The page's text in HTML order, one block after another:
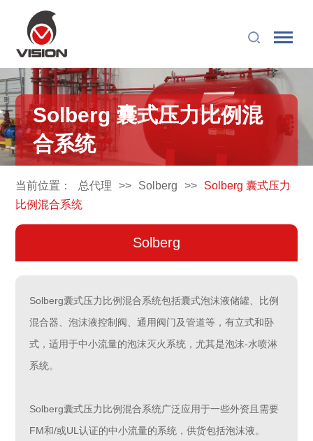
Solberg 囊式压力比例混
合系统
当前位置： 总代理 >> Solberg >>
Solberg 囊式压力
比例混合系统
Solberg
Solberg囊式压力比例混合系统包括囊式泡沫液储罐、比例
混合器、泡沫液控制阀、通用阀门及管道等，有立式和卧
式，适用于中小流量的泡沫灭火系统，尤其是泡沫-水喷淋
系统。
Solberg囊式压力比例混合系统广泛应用于一些外资且需要
FM和/或UL认证的中小流量的系统，供货包括泡沫液。